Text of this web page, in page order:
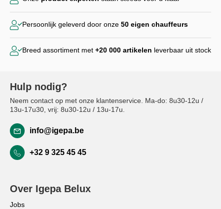
Persoonlijk geleverd door onze 50 eigen chauffeurs
Breed assortiment met +20 000 artikelen leverbaar uit stock
Hulp nodig?
Neem contact op met onze klantenservice. Ma-do: 8u30-12u /
13u-17u30, vrij: 8u30-12u / 13u-17u.
info@igepa.be
+32 9 325 45 45
Over Igepa Belux
Jobs